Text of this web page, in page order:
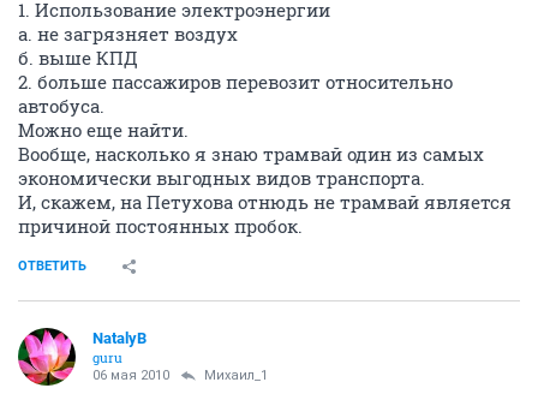
1. Использование электроэнергии
а. не загрязняет воздух
б. выше КПД
2. больше пассажиров перевозит относительно
автобуса.
Можно еще найти.
Вообще, насколько я знаю трамвай один из самых
экономически выгодных видов транспорта.
И, скажем, на Петухова отнюдь не трамвай является
причиной постоянных пробок.
ОТВЕТИТЬ
NatalyB
guru
06 мая 2010 Михаил_1